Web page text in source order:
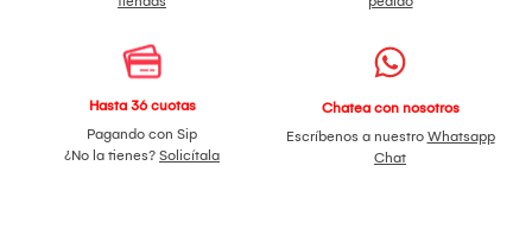
Hasta 36 cuotas
Pagando con Sip
¿No la tienes? Solicítala
Chatea con nosotros
Escríbenos a nuestro Whatsapp
Chat